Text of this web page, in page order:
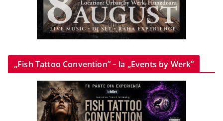
„Fish Tattoo Convention” – la „Events by Werk”